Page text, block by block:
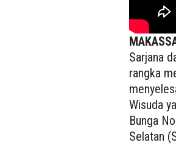
Sarjana
rangka
Wisuda
Bunga
Selatan